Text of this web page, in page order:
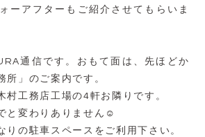
ーアフターもご紹介させてもらいま
通信です。おもて面は、先ほどか
所」のご案内です。
村工務店工場の4軒お隣りです。
と変わりありません☺
りの駐車スペースをご利用下さい。